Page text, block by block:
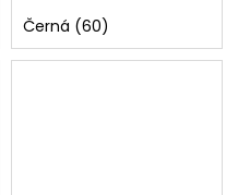
Černá (60)